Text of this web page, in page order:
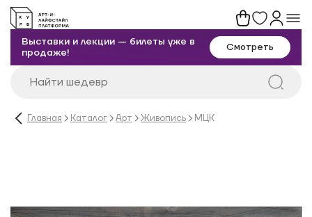
Выставки и лекции — билеты уже в
продаже!
Смотреть
Главная Каталог Арт Живопись МЦК